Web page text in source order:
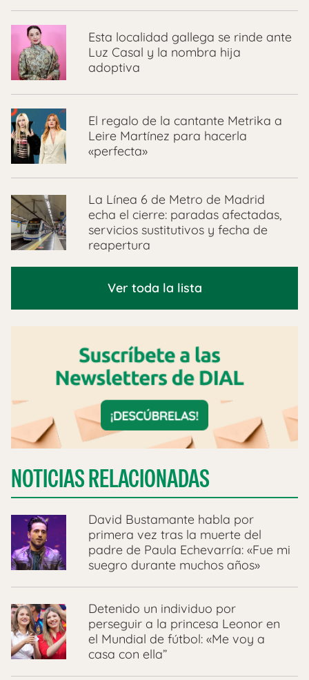
Esta localidad gallega se rinde ante
Luz Casal y la nombra hija
adoptiva
El regalo de la cantante Metrika a
Leire Martínez para hacerla
«perfecta»
La Línea 6 de Metro de Madrid
echa el cierre: paradas afectadas,
servicios sustitutivos y fecha de
reapertura
Ver toda la lista
NOTICIAS RELACIONADAS
David Bustamante habla por
primera vez tras la muerte del
padre de Paula Echevarría: «Fue mi
suegro durante muchos años»
Detenido un individuo por
perseguir a la princesa Leonor en
el Mundial de fútbol: «Me voy a
casa con ella”